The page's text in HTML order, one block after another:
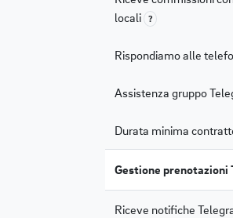
locali ?
Rispondiamo alle
Assistenza gruppo
Durata minima
Gestione prenotazioni
Riceve notifiche